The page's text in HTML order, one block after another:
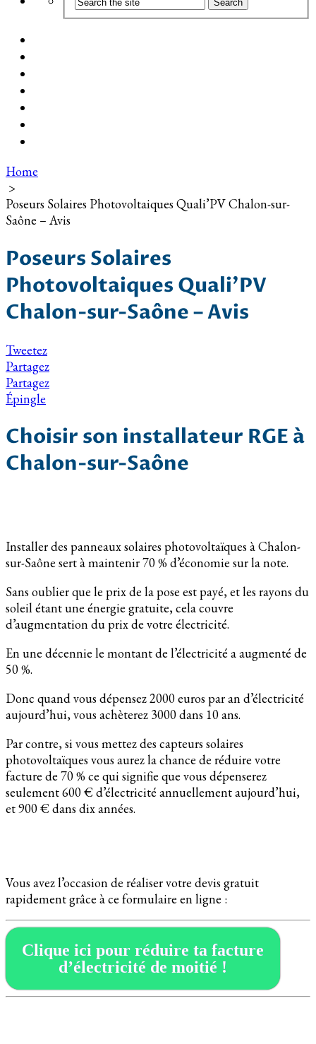
Home
>
Poseurs Solaires Photovoltaiques Quali’PV Chalon-sur-
Saône – Avis
Poseurs Solaires
Photovoltaiques Quali’PV
Chalon-sur-Saône – Avis
Tweetez
Partagez
Partagez
Épingle
Choisir son installateur RGE à
Chalon-sur-Saône
Installer des panneaux solaires photovoltaïques à Chalon-
sur-Saône sert à maintenir 70 % d’économie sur la note.
Sans oublier que le prix de la pose est payé, et les rayons du
soleil étant une énergie gratuite, cela couvre
d’augmentation du prix de votre électricité.
En une décennie le montant de l’électricité a augmenté de
50 %.
Donc quand vous dépensez 2000 euros par an d’électricité
aujourd’hui, vous achèterez 3000 dans 10 ans.
Par contre, si vous mettez des capteurs solaires
photovoltaïques vous aurez la chance de réduire votre
facture de 70 % ce qui signifie que vous dépenserez
seulement 600 € d’électricité annuellement aujourd’hui,
et 900 € dans dix années.
Vous avez l’occasion de réaliser votre devis gratuit
rapidement grâce à ce formulaire en ligne :
Clique ici pour réduire ta facture
d’électricité de moitié !